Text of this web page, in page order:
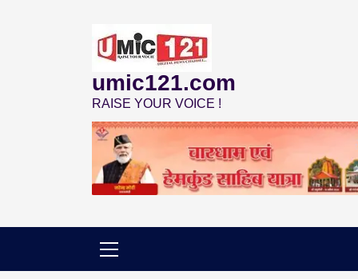
umic121.com
RAISE YOUR VOICE !